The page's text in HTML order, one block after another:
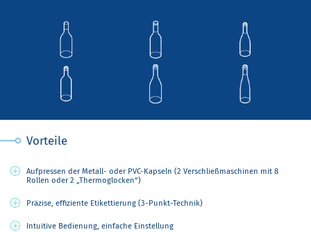
Vorteile
Aufpressen der Metall- oder PVC-Kapseln (2 Verschließmaschinen mit 8
Rollen oder 2 „Thermoglocken“)
Präzise, effiziente Etikettierung (3-Punkt-Technik)
Intuitive Bedienung, einfache Einstellung